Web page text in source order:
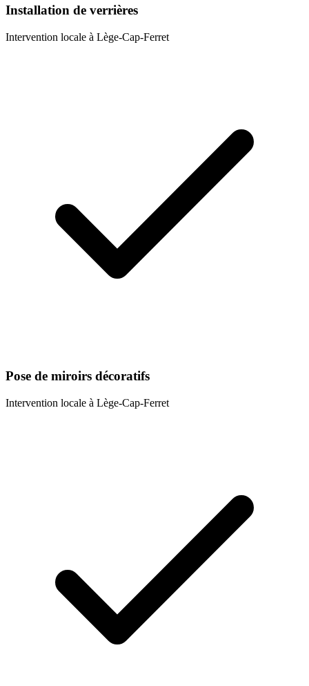
Installation de verrières
Intervention locale à Lège-Cap-Ferret
Pose de miroirs décoratifs
Intervention locale à Lège-Cap-Ferret